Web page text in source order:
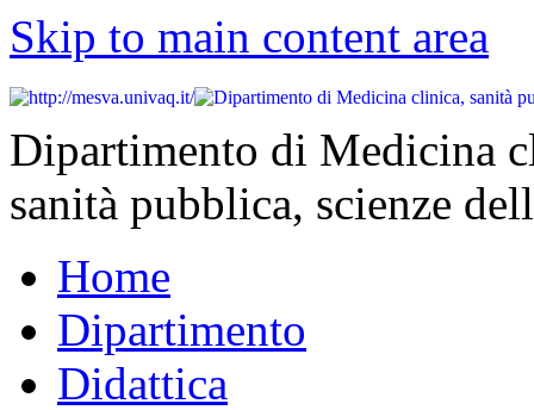
Skip to main content area
Dipartimento di Medicina
sanità pubblica, scienze
Home
Dipartimento
Didattica